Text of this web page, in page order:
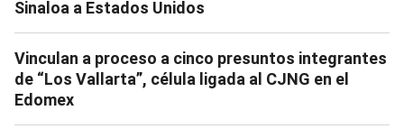
Sinaloa a Estados Unidos
Vinculan a proceso a cinco presuntos integrantes
de “Los Vallarta”, célula ligada al CJNG en el
Edomex